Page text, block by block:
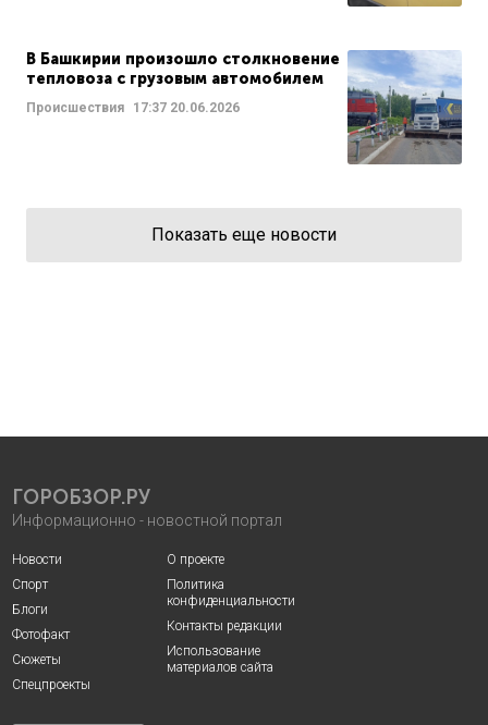
В Башкирии произошло столкновение
тепловоза с грузовым автомобилем
Происшествия 17:37 20.06.2026
Показать еще новости
ГОРОБЗОР.РУ
Информационно - новостной портал
Новости
Спорт
Блоги
Фотофакт
Сюжеты
Спецпроекты
О проекте
Политика
конфиденциальности
Контакты редакции
Использование
материалов сайта